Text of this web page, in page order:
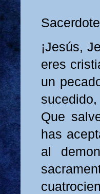
Sacerdote
¡Jesús,
eres
un
Que
has
al